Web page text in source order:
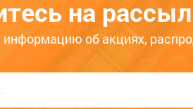
145
на
информацию об акциях,